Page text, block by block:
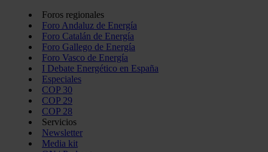
Foros regionales
Foro Andaluz de Energía
Foro Catalán de Energía
Foro Gallego de Energía
Foro Vasco de Energía
I Debate Energético en España
Especiales
COP 30
COP 29
COP 28
Servicios
Newsletter
Media kit